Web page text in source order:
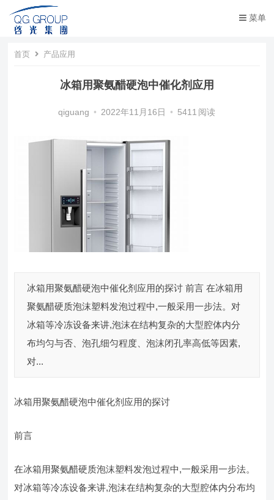
菜单
首页 产品应用
冰箱用聚氨醋硬泡中催化剂应用
qiguang • 2022年11月16日 • 5411 阅读
冰箱用聚氨醋硬泡中催化剂应用的探讨 前言 在冰箱用
聚氨醋硬质泡沫塑料发泡过程中,一般采用一步法。对
冰箱等冷冻设备来讲,泡沫在结构复杂的大型腔体内分
布均匀与否、泡孔细匀程度、泡沫闭孔率高低等因素,
对...
冰箱用聚氨醋硬泡中催化剂应用的探讨
前言
在冰箱用聚氨醋硬质泡沫塑料发泡过程中,一般采用一步法。
对冰箱等冷冻设备来讲,泡沫在结构复杂的大型腔体内分布均